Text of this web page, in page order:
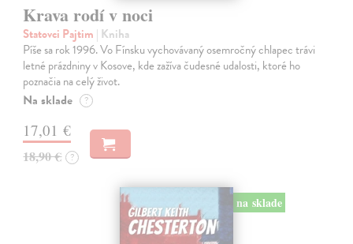
Krava rodí v noci
Statovci Pajtim | Kniha
Píše sa rok 1996. Vo Fínsku vychovávaný osemročný chlapec trávi
letné prázdniny v Kosove, kde zažíva čudesné udalosti, ktoré ho
poznačia na celý život.
Na sklade ?
17,01 €
18,90 € ?
na sklade